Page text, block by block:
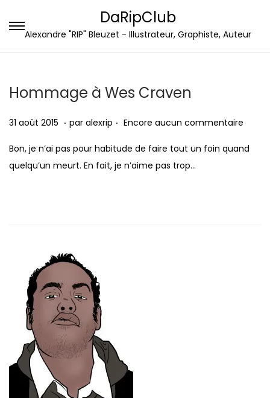
P
e
r
l
a
P
e
r
u
c
DaRipClub
Alexandre "RIP" Bleuzet - Illustrateur, Graphiste, Auteur
Hommage à Wes Craven
P
b
l
31 août 2015
e
p
r
2
0
1
5
. par alexrip . Encore aucun commentaire
Bon, je n’ai pas pour habitude de faire tout un foin quand
quelqu’un meurt. En fait, je n’aime pas trop…